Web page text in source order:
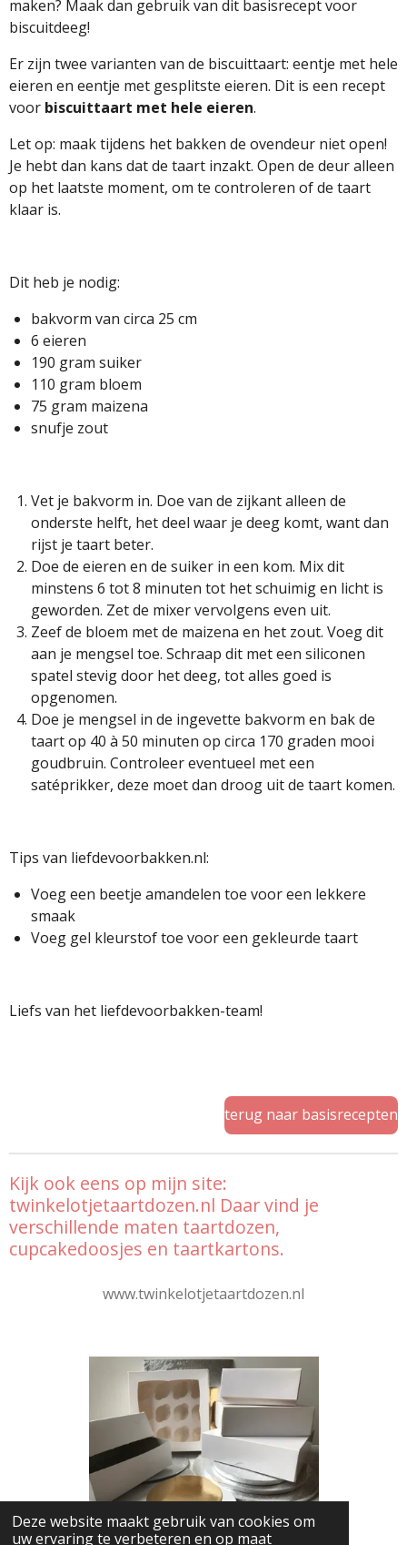
Deze website maakt gebruik van cookies om
uw ervaring te verbeteren en op maat
maken? Maak dan gebruik van dit basisrecept voor
biscuitdeeg!
Er zijn twee varianten van de biscuittaart: eentje met hele
eieren en eentje met gesplitste eieren. Dit is een recept
voor biscuittaart met hele eieren.
Let op: maak tijdens het bakken de ovendeur niet open!
Je hebt dan kans dat de taart inzakt. Open de deur alleen
op het laatste moment, om te controleren of de taart
klaar is.
Dit heb je nodig:
bakvorm van circa 25 cm
6 eieren
190 gram suiker
110 gram bloem
75 gram maizena
snufje zout
Vet je bakvorm in. Doe van de zijkant alleen de
onderste helft, het deel waar je deeg komt, want dan
rijst je taart beter.
Doe de eieren en de suiker in een kom. Mix dit
minstens 6 tot 8 minuten tot het schuimig en licht is
geworden. Zet de mixer vervolgens even uit.
Zeef de bloem met de maizena en het zout. Voeg dit
aan je mengsel toe. Schraap dit met een siliconen
spatel stevig door het deeg, tot alles goed is
opgenomen.
Doe je mengsel in de ingevette bakvorm en bak de
taart op 40 à 50 minuten op circa 170 graden mooi
goudbruin. Controleer eventueel met een
satéprikker, deze moet dan droog uit de taart komen.
Tips van liefdevoorbakken.nl:
Voeg een beetje amandelen toe voor een lekkere
smaak
Voeg gel kleurstof toe voor een gekleurde taart
Liefs van het liefdevoorbakken-team!
terug naar basisrecepten
Kijk ook eens op mijn site:
twinkelotjetaartdozen.nl Daar vind je
verschillende maten taartdozen,
cupcakedoosjes en taartkartons.
www.twinkelotjetaartdozen.nl
© 2025 - 2026 Liefdevoorbakken